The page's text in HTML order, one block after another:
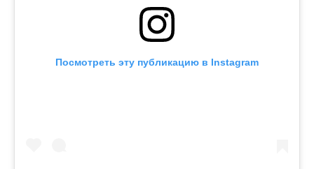
Посмотреть эту публикацию в Instagram